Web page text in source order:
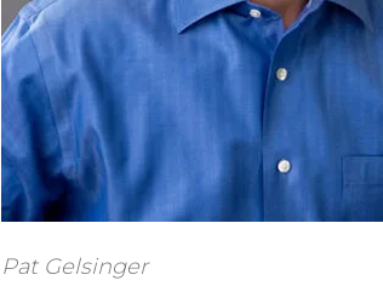
Pat Gelsinger